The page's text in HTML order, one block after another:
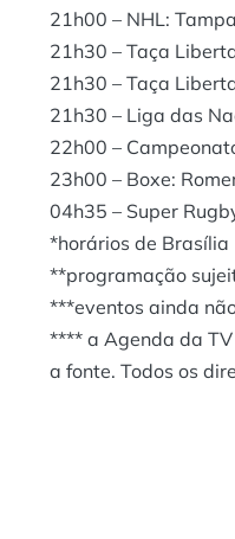
21h00 – NHL:
21h30 – Taça
21h30 – Taça
21h30 – Liga das
22h00 –
23h00 – Boxe:
04h35 – Super
*horários de Brasília
**programação
***eventos ainda
**** a Agenda da
a fonte. Todos os